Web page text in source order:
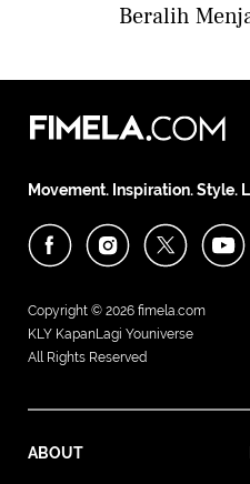
Beralih
Movement. Inspiration. Style.
Copyright © 2026 fimela.com
KLY KapanLagi Youniverse
All Rights Reserved
ABOUT